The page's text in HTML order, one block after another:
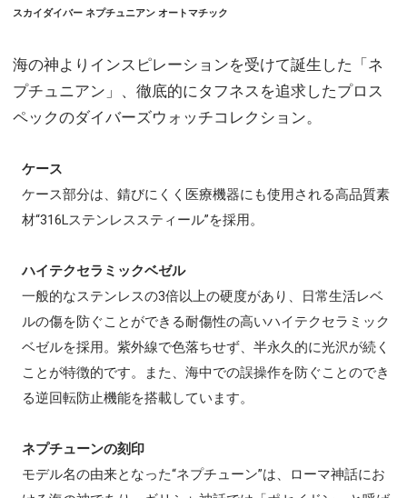
スカイダイバー ネプチュニアン オートマチック
海の神よりインスピレーションを受けて誕生した「ネ
プチュニアン」、徹底的にタフネスを追求したプロス
ペックのダイバーズウォッチコレクション。
ケース
ケース部分は、錆びにくく医療機器にも使用される高品質素
材“316Lステンレススティール”を採用。
ハイテクセラミックベゼル
一般的なステンレスの3倍以上の硬度があり、日常生活レベ
ルの傷を防ぐことができる耐傷性の高いハイテクセラミック
ベゼルを採用。紫外線で色落ちせず、半永久的に光沢が続く
ことが特徴的です。また、海中での誤操作を防ぐことのでき
る逆回転防止機能を搭載しています。
ネプチューンの刻印
モデル名の由来となった“ネプチューン”は、ローマ神話にお